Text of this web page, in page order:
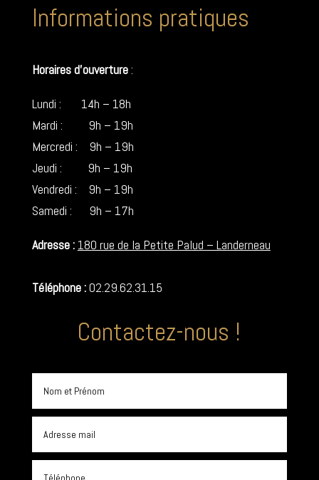
Informations pratiques
Horaires d’ouverture:
Lundi : 14h – 18h
Mardi : 9h – 19h
Mercredi : 9h – 19h
Jeudi : 9h – 19h
Vendredi : 9h – 19h
Samedi : 9h – 17h
Adresse : 180 rue de la Petite Palud – Landerneau
Téléphone :02.29.62.31.15
Contactez-nous !